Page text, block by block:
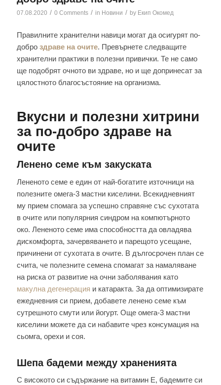
07.08.2020 / 0 Comments / in Новини / by Екип Окомед
Правилните хранителни навици могат да осигурят по-
добро здраве на очите. Превърнете следващите
хранителни практики в полезни привички. Те не само
ще подобрят очното ви здраве, но и ще допринесат за
цялостното благосъстояние на организма.
Вкусни и полезни хитрини
за по-добро здраве на
очите
Ленено семе към закуската
Лененото семе е един от най-богатите източници на
полезните омега-3 мастни киселини. Всекидневният
му прием спомага за успешно справяне със сухотата
в очите или популярния синдром на компютърното
око. Лененото семе има способността да овладява
дискомфорта, зачервяването и парещото усещане,
причинени от сухотата в очите. В дългосрочен план се
счита, че полезните семена спомагат за намаляване
на риска от развитие на очни заболявания като
макулна дегенерация и катаракта. За да оптимизирате
ежедневния си прием, добавете ленено семе към
сутрешното смути или йогурт. Още омега-3 мастни
киселини можете да си набавите чрез консумация на
сьомга, орехи и соя.
Шепа бадеми между храненията
С високото си съдържание на витамин Е, бадемите си